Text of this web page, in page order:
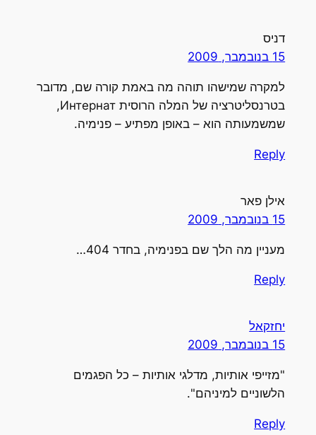
דניס
15 בנובמבר, 2009
למקרה שמישהו תוהה מה באמת קורה שם, מדובר
בטרנסליטרציה של המלה הרוסית Интернат,
שמשמעותה הוא – באופן מפתיע – פנימיה.
Reply
אילן פאר
15 בנובמבר, 2009
מעניין מה הלך שם בפנימיה, בחדר 404…
Reply
יחזקאל
15 בנובמבר, 2009
"מזייפי אותיות, מדלגי אותיות – כל הפגמים
הלשוניים למיניהם".
Reply